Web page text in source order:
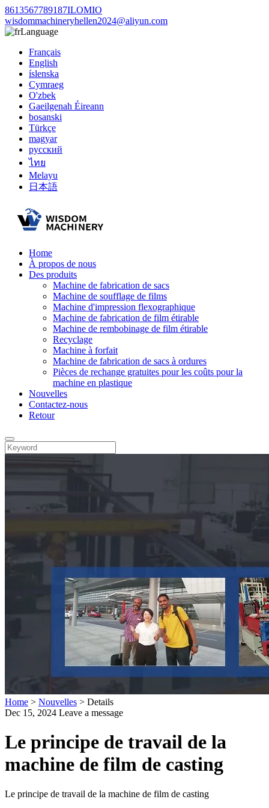
8613567789187ILOMIO
wisdommachineryhellen2024@aliyun.com
Language
Français
English
íslenska
Cymraeg
O'zbek
Gaeilgenah Éireann
bosanski
Türkçe
magyar
русский
ไทย
Melayu
日本語
Home
À propos de nous
Des produits
Machine de fabrication de sacs
Machine de soufflage de films
Machine d'impression flexographique
Machine de fabrication de film étirable
Machine de rembobinage de film étirable
Recyclage
Machine à forfait
Machine de fabrication de sacs à ordures
Pièces de rechange gratuites pour les coûts pour la
machine en plastique
Nouvelles
Contactez-nous
Retour
Home > Nouvelles > Details
Dec 15, 2024 Leave a message
Le principe de travail de la
machine de film de casting
Le principe de travail de la machine de film de casting